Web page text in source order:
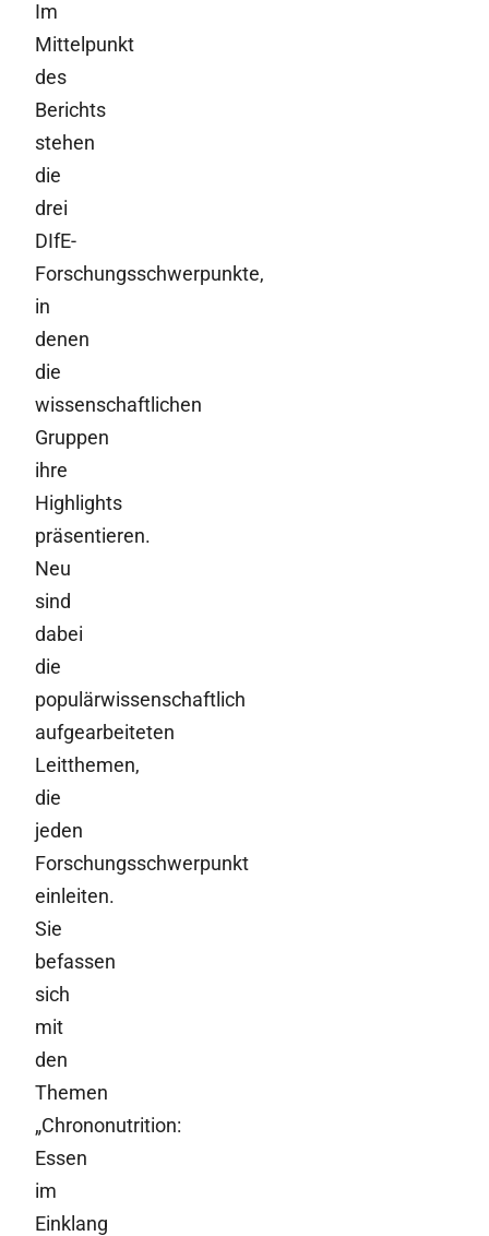
Im
Mittelpunkt
des
Berichts
stehen
die
drei
DIfE-
Forschungsschwerpunkte,
in
denen
die
wissenschaftlichen
Gruppen
ihre
Highlights
präsentieren.
Neu
sind
dabei
die
populärwissenschaftlich
aufgearbeiteten
Leitthemen,
die
jeden
Forschungsschwerpunkt
einleiten.
Sie
befassen
sich
mit
den
Themen
„Chrononutrition:
Essen
im
Einklang